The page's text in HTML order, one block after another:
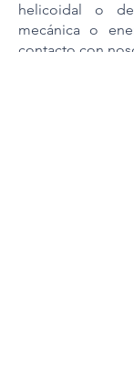
helicoidal o
mecánica o
contacto con